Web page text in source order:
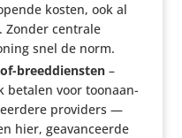
kosten, ook al
Zonder centrale
snel de norm.
breed­dien­sten–
betalen voor toon­aan­
providers —
hier, geavan­ceerde